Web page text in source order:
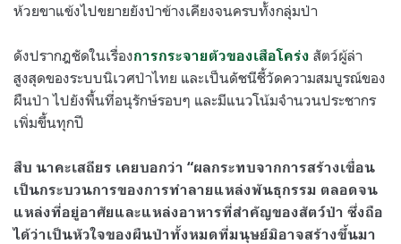
ห้วยขาแข้งไปขยายยังป่าข้างเคียงจนครบทั้งกลุ่มป่า
ดังปรากฎชัดในเรื่องการกระจายตัวของเสือโคร่ง สัตว์ผู้ล่า
สูงสุดของระบบนิเวศป่าไทย และเป็นดัชนีชี้วัดความสมบูรณ์ของ
ผืนป่า ไปยังพื้นที่อนุรักษ์รอบๆ และมีแนวโน้มจำนวนประชากร
เพิ่มขึ้นทุกปี
สืบ นาคะเสถียร เคยบอกว่า “ผลกระทบจากการสร้างเขื่อน
เป็นกระบวนการของการทำลายแหล่งพันธุกรรม ตลอดจน
แหล่งที่อยู่อาศัยและแหล่งอาหารที่สำคัญของสัตว์ป่า ซึ่งถือ
ได้ว่าเป็นหัวใจของผืนป่าทั้งหมดที่มนุษย์มิอาจสร้างขึ้นมา